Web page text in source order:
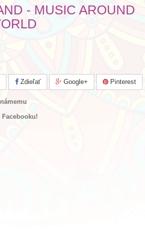
- MUSIC AROUND
Zdieľať Google+ Pinterest